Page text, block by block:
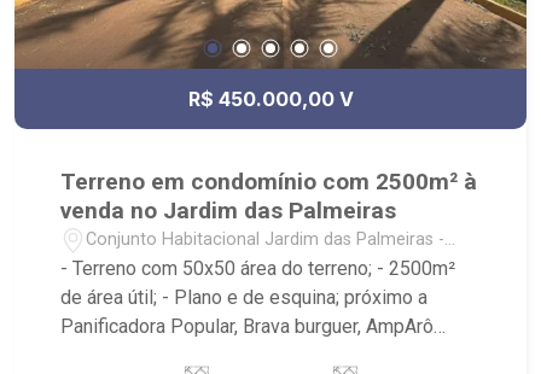
R$ 450.000,00 V
Terreno em condomínio com 2500m² à
venda no Jardim das Palmeiras
Conjunto Habitacional Jardim das Palmeiras -
Ribeirão Preto/SP
- Terreno com 50x50 área do terreno; - 2500m²
de área útil; - Plano e de esquina; próximo a
Panificadora Popular, Brava burguer, AmpArô